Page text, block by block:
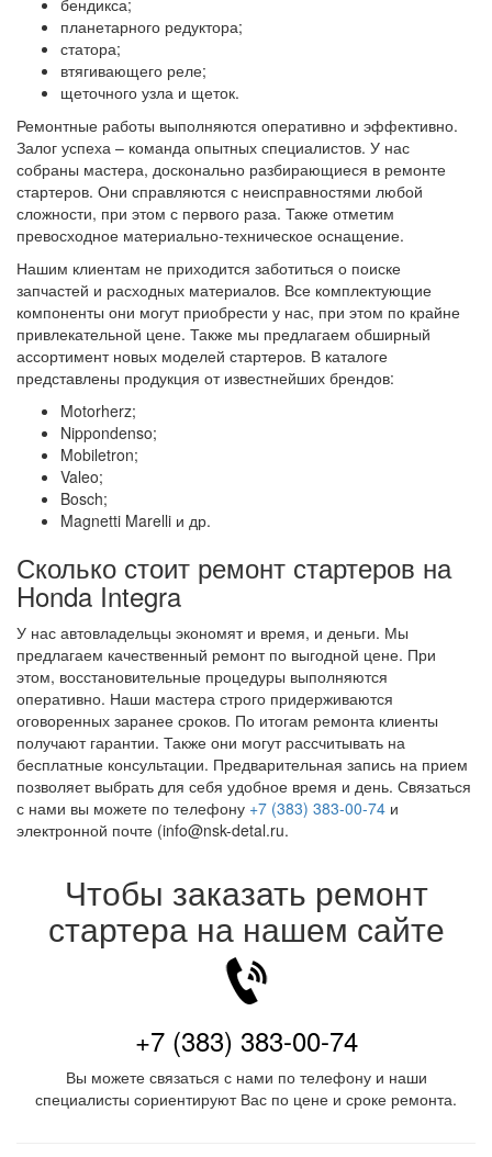
бендикса;
планетарного редуктора;
статора;
втягивающего реле;
щеточного узла и щеток.
Ремонтные работы выполняются оперативно и эффективно.
Залог успеха – команда опытных специалистов. У нас
собраны мастера, досконально разбирающиеся в ремонте
стартеров. Они справляются с неисправностями любой
сложности, при этом с первого раза. Также отметим
превосходное материально-техническое оснащение.
Нашим клиентам не приходится заботиться о поиске
запчастей и расходных материалов. Все комплектующие
компоненты они могут приобрести у нас, при этом по крайне
привлекательной цене. Также мы предлагаем обширный
ассортимент новых моделей стартеров. В каталоге
представлены продукция от известнейших брендов:
Motorherz;
Nippondenso;
Mobiletron;
Valeo;
Bosch;
Magnetti Marelli и др.
Сколько стоит ремонт стартеров на
Honda Integra
У нас автовладельцы экономят и время, и деньги. Мы
предлагаем качественный ремонт по выгодной цене. При
этом, восстановительные процедуры выполняются
оперативно. Наши мастера строго придерживаются
оговоренных заранее сроков. По итогам ремонта клиенты
получают гарантии. Также они могут рассчитывать на
бесплатные консультации. Предварительная запись на прием
позволяет выбрать для себя удобное время и день. Связаться
с нами вы можете по телефону +7 (383) 383-00-74 и
электронной почте (info@nsk-detal.ru.
Чтобы заказать ремонт
стартера на нашем сайте
+7 (383) 383-00-74
Вы можете связаться с нами по телефону и наши
специалисты сориентируют Вас по цене и сроке ремонта.